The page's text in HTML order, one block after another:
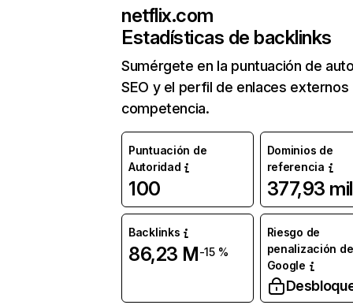
netflix.com
Estadísticas de backlinks
Sumérgete en la puntuación de
SEO y el perfil de enlaces externos
competencia.
Puntuación de
Autoridad
100
Dominios de
referencia
377,93 mil
Backlinks
86,23 M-15 %
Riesgo de
penalización de
Google